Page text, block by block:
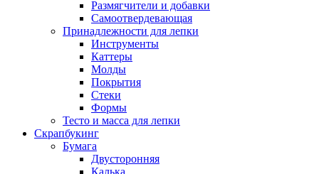
Размягчители и добавки
Самоотвердевающая
Принадлежности для лепки
Инструменты
Каттеры
Молды
Покрытия
Стеки
Формы
Тесто и масса для лепки
Скрапбукинг
Бумага
Двусторонняя
Калька